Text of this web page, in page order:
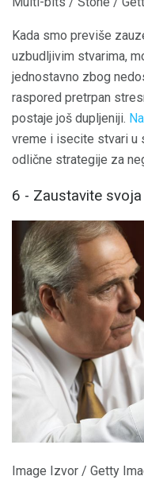
Kada smo previše
uzbudljivim stvarima,
jednostavno zbog
raspored pretrpan
postaje još dupljeniji.
vreme i isecite stvari u
odlične strategije za
6 - Zaustavite
Image Izvor / Getty